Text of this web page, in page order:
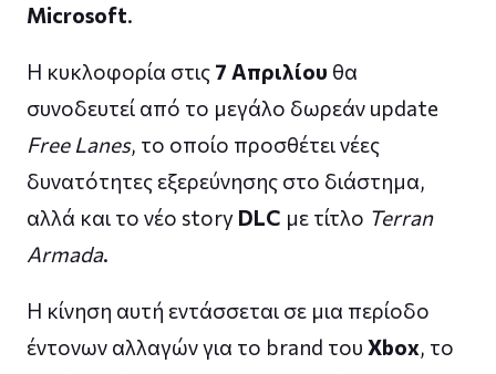
Microsoft.
Η κυκλοφορία στις 7 Απριλίου θα
συνοδευτεί από το μεγάλο δωρεάν update
Free Lanes, το οποίο προσθέτει νέες
δυνατότητες εξερεύνησης στο διάστημα,
αλλά και το νέο story DLC με τίτλο Terran
Armada.
Η κίνηση αυτή εντάσσεται σε μια περίοδο
έντονων αλλαγών για το brand του Xbox, το